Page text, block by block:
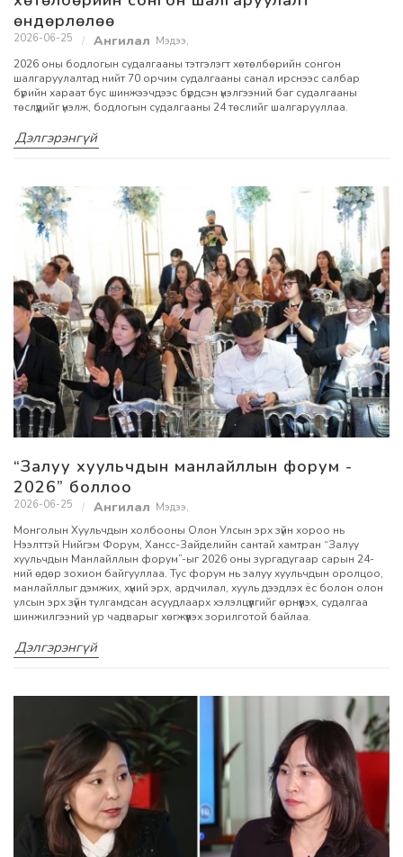
өндөрлөлөө
2026-06-25 Мэдээ,
2026 оны бодлогын судалгааны тэтгэлэгт хөтөлбөрийн сонгон
шалгаруулалтад нийт 70 орчим судалгааны санал ирснээс салбар
бүрийн хараат бус шинжээчдээс бүрдсэн үнэлгээний баг судалгааны
төслүүдийг үнэлж, бодлогын судалгааны 24 төслийг шалгарууллаа.
Дэлгэрэнгүй
“Залуу хуульчдын манлайллын форум -
2026” боллоо
2026-06-25 Мэдээ,
Монголын Хуульчдын холбооны Олон Улсын эрх зүйн хороо нь
Нээлттэй Нийгэм Форум, Хансс-Зайделийн сантай хамтран “Залуу
хуульчдын Манлайллын форум”-ыг 2026 оны зургадугаар сарын 24-
ний өдөр зохион байгууллаа. Тус форум нь залуу хуульчдын оролцоо,
манлайллыг дэмжих, хүний эрх, ардчилал, хууль дээдлэх ёс болон олон
улсын эрх зүйн тулгамдсан асуудлаарх хэлэлцүүлгийг өрнүүлэх, судалгаа
шинжилгээний ур чадварыг хөгжүүлэх зорилготой байлаа.
Дэлгэрэнгүй